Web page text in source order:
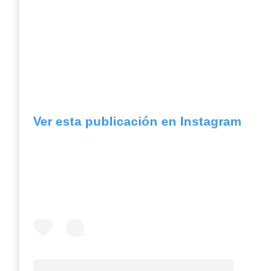
Ver esta publicación en Instagram